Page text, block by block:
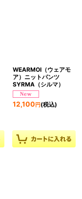
WEARMOI（ウェアモ
ア）ニットパンツ
SYRMA（シルマ）
12,100 円(税込)